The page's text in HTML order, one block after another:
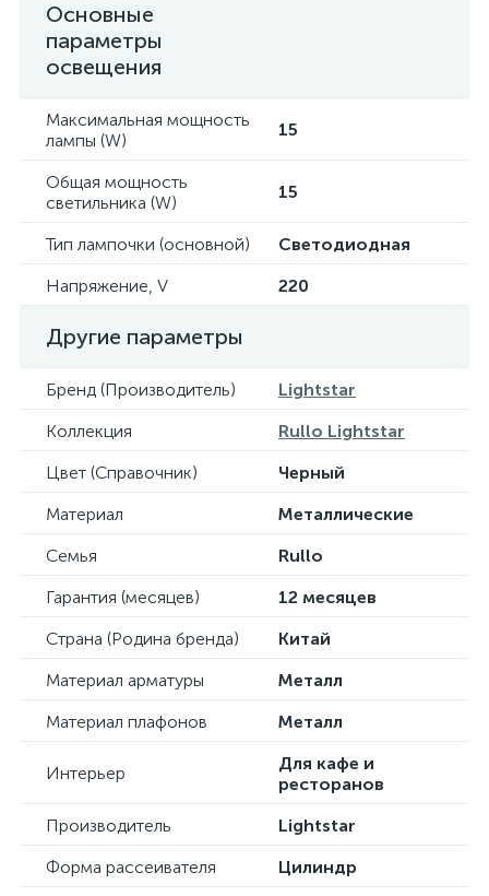
Основные
параметры
освещения
Максимальная мощность
лампы (W)
15
Общая мощность
светильника (W)
15
Тип лампочки (основной)
Светодиодная
Напряжение, V
220
Другие параметры
Бренд (Производитель)
Lightstar
Коллекция
Rullo Lightstar
Цвет (Справочник)
Черный
Материал
Металлические
Семья
Rullo
Гарантия (месяцев)
12 месяцев
Страна (Родина бренда)
Китай
Материал арматуры
Металл
Материал плафонов
Металл
Интерьер
Для кафе и
ресторанов
Производитель
Lightstar
Форма рассеивателя
Цилиндр